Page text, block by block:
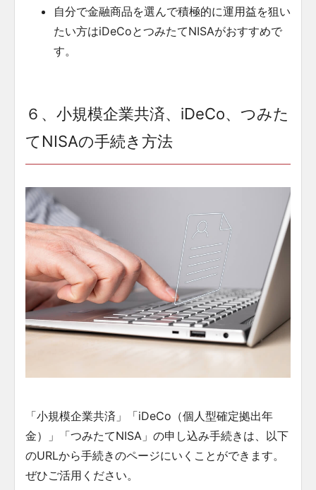
自分で金融商品を選んで積極的に運用益を狙い
たい方はiDeCoとつみたてNISAがおすすめで
す。
６、小規模企業共済、iDeCo、つみた
てNISAの手続き方法
「小規模企業共済」「iDeCo（個人型確定拠出年
金）」「つみたてNISA」の申し込み手続きは、以下
のURLから手続きのページにいくことができます。
ぜひご活用ください。